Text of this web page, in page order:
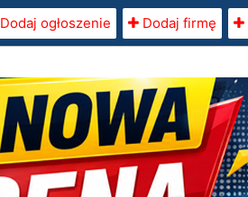
Dodaj ogłoszenie Dodaj firmę